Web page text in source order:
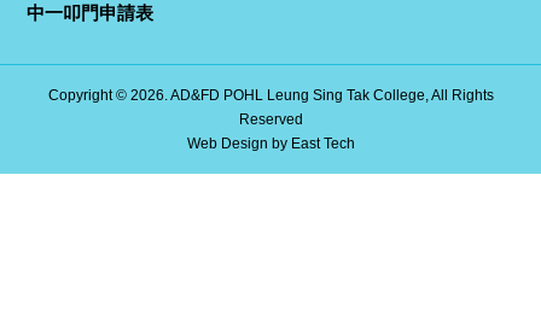
中一叩門申請表
Copyright © 2026. AD&FD POHL Leung Sing Tak College, All Rights
Reserved
Web Design by East Tech